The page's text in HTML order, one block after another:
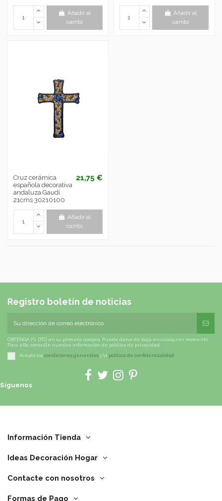
Añadir al
carrito
Añadir al
carrito
Cruz cerámica
española decorativa
andaluza Gaudí.
21cms 30210100
21,75 €
Añadir al
carrito
Registro boletín de noticias
OBTENGA 7% DTO en su primera compra. Puede darse de baja en cualquier momento.
Para ello, consulte nuestra información de política de privacidad.
Acepto lascondiciones generalesy la política de confidencialidad
Síguenos
Información Tienda
Ideas Decoración Hogar
Contacte con nosotros
Formas de Pago